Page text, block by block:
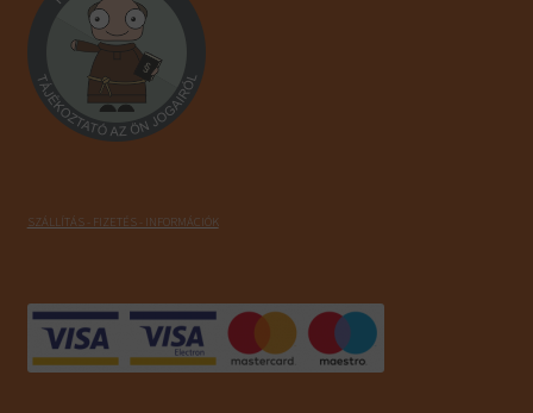
SZÁLLÍTÁS - FIZETÉS - INFORMÁCIÓK